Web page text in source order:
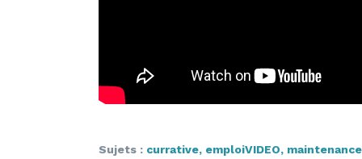
Sujets : currative, emploiVIDEO, maintenance